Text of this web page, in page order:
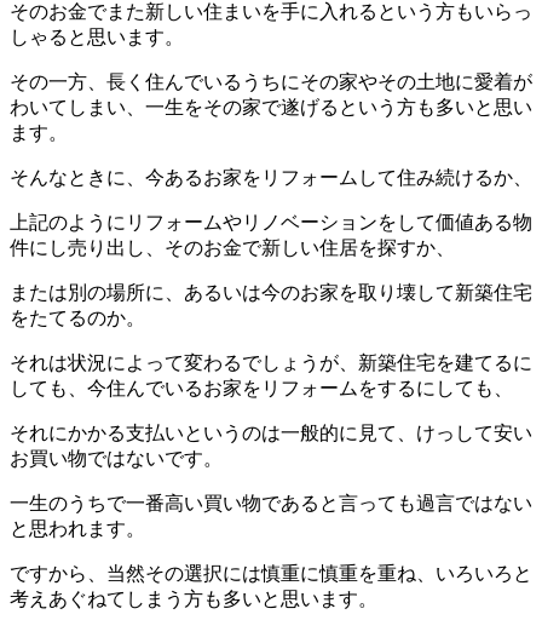
そのお金でまた新しい住まいを手に入れるという方もいらっ
しゃると思います。
その一方、長く住んでいるうちにその家やその土地に愛着が
わいてしまい、一生をその家で遂げるという方も多いと思い
ます。
そんなときに、今あるお家をリフォームして住み続けるか、
上記のようにリフォームやリノベーションをして価値ある物
件にし売り出し、そのお金で新しい住居を探すか、
または別の場所に、あるいは今のお家を取り壊して新築住宅
をたてるのか。
それは状況によって変わるでしょうが、新築住宅を建てるに
しても、今住んでいるお家をリフォームをするにしても、
それにかかる支払いというのは一般的に見て、けっして安い
お買い物ではないです。
一生のうちで一番高い買い物であると言っても過言ではない
と思われます。
ですから、当然その選択には慎重に慎重を重ね、いろいろと
考えあぐねてしまう方も多いと思います。